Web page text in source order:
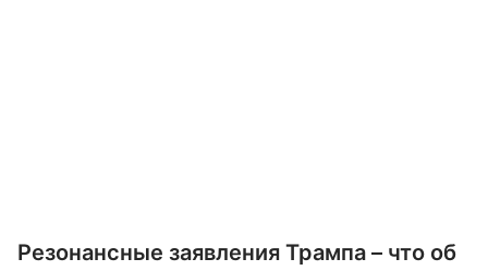
Резонансные заявления Трампа – что об